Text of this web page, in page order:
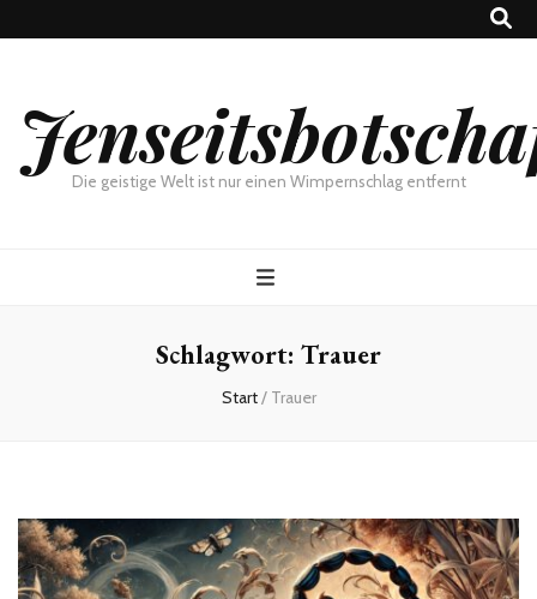
Die geistige Welt ist nur einen Wimpernschlag entfernt
Schlagwort: Trauer
Start/ Trauer